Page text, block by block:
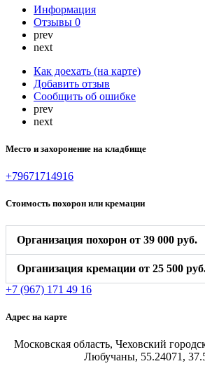
Информация
Отзывы 0
prev
next
Как доехать (на карте)
Добавить отзыв
Сообщить об ошибке
prev
next
Место и захоронение на кладбище
+79671714916
Стоимость похорон или кремации
Организация похорон от 39 000 руб.
Организация кремации от 25 500
+7 (967) 171 49 16
Адрес на карте
Московская область, Чеховский
Любучаны, 55.24071,